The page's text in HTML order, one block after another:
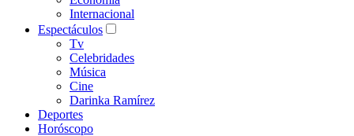
Internacional
Espectáculos
Tv
Celebridades
Música
Cine
Darinka Ramírez
Deportes
Horóscopo